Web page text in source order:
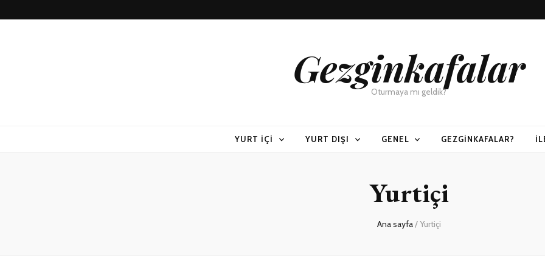
Gezginkafalar
Oturmaya mı geldik?
YURT İÇI YURT DIŞI GENEL GEZGINKAFALAR?
Yurtiçi
Ana sayfa/Yurtiçi